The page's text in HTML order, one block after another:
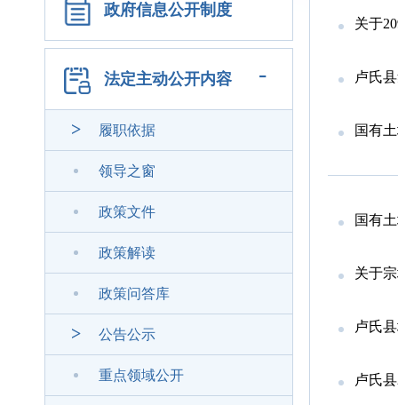
政府信息公开制度
法定主动公开内容 -
履职依据
领导之窗
政策文件
政策解读
政策问答库
公告公示
重点领域公开
关于
卢氏
国有
国有
关于
卢氏
卢氏